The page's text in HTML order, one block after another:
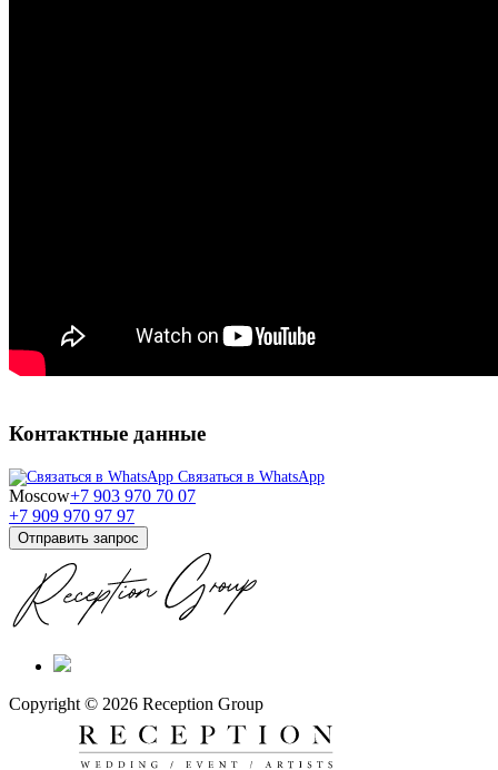
Контактные данные
Связаться в WhatsApp
Moscow+7 903 970 70 07
+7 909 970 97 97
Отправить запрос
Copyright © 2026 Reception Group